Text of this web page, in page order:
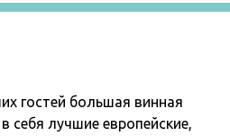
гостей большая винная
себя лучшие европейские,